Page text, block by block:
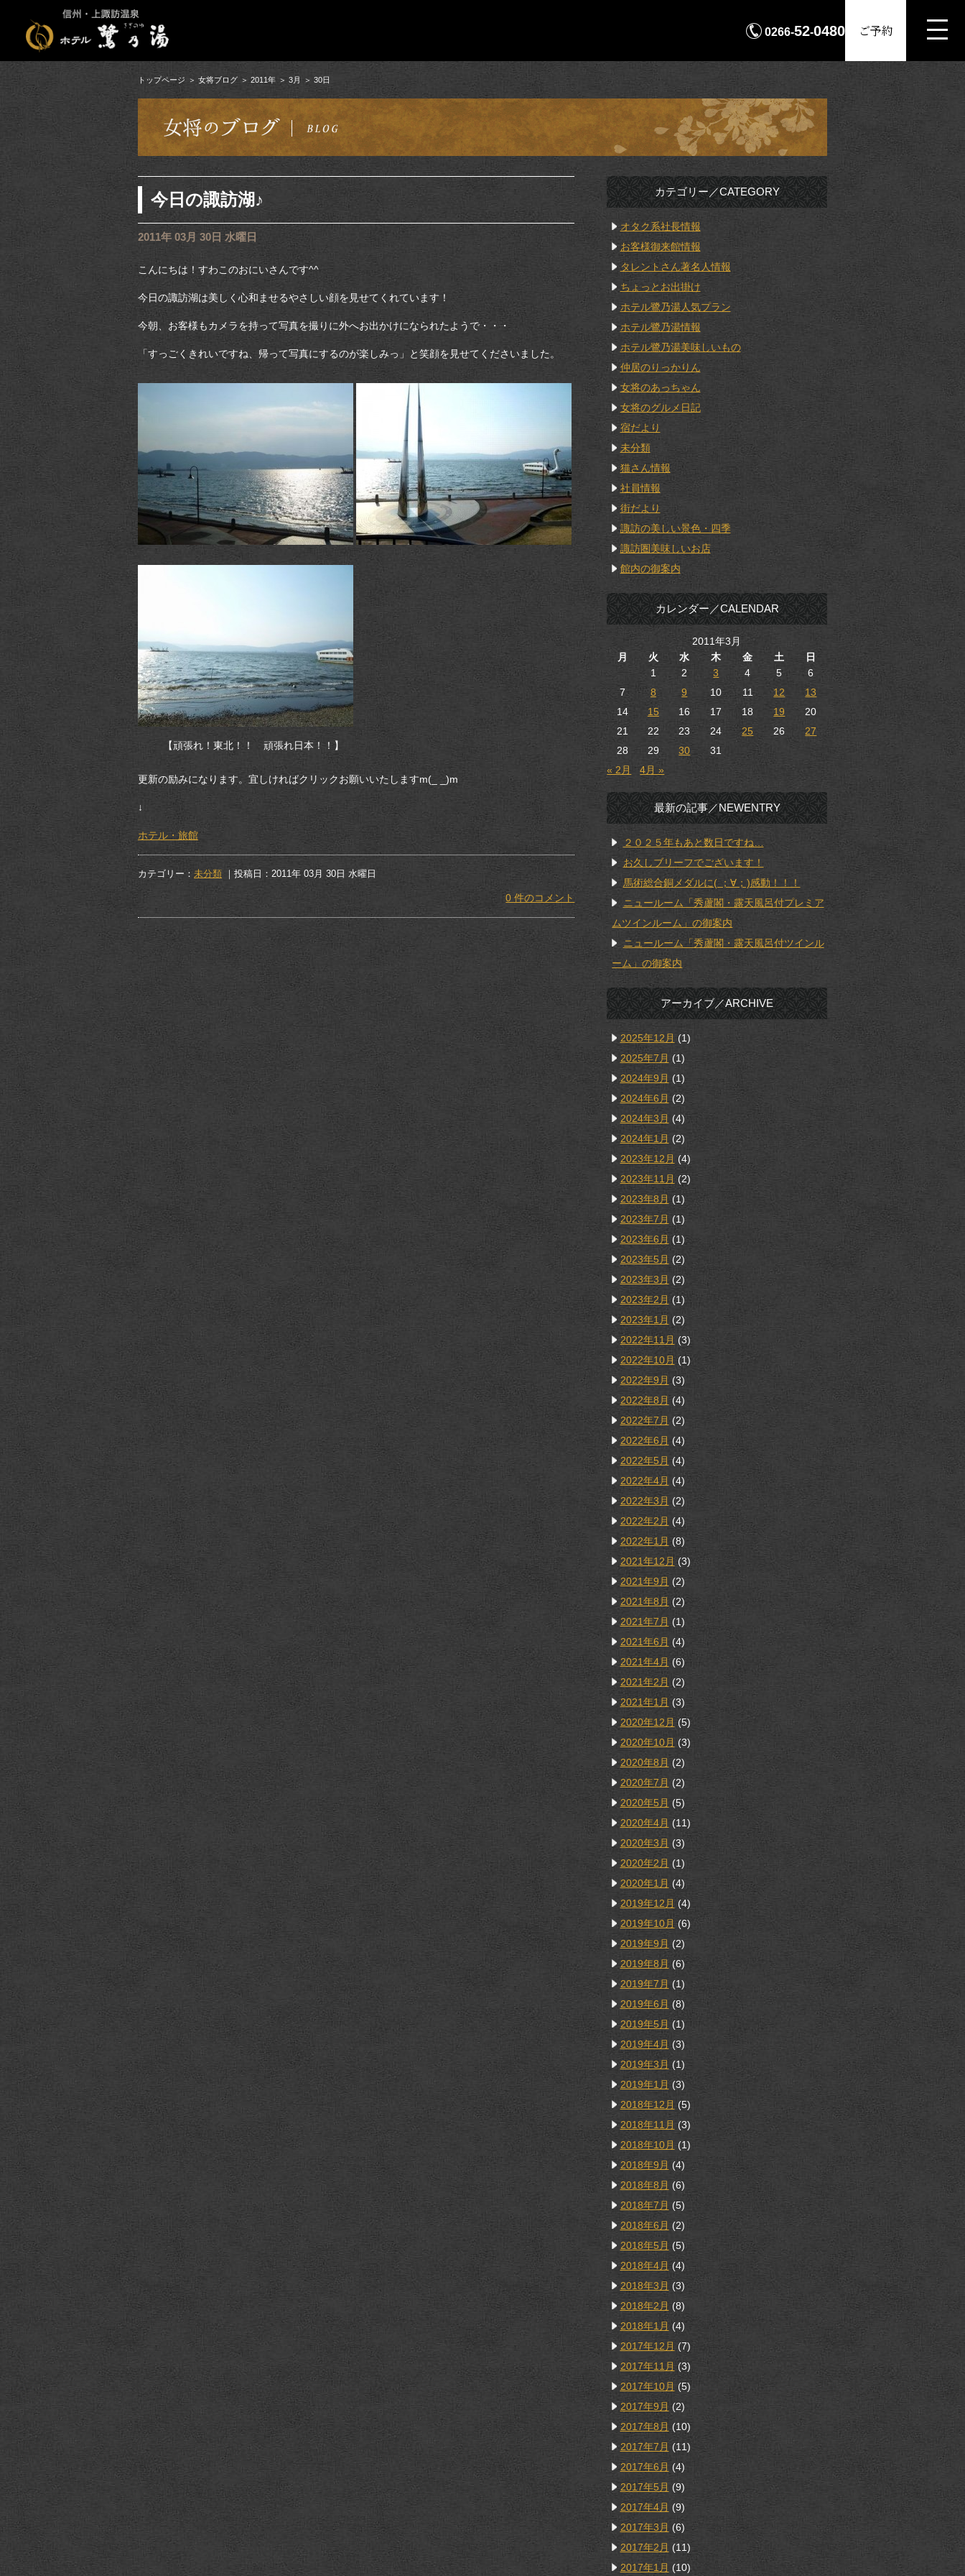
0266-52-0480 ご予約
トップページ 女将ブログ 2011年 3月 30日
今日の諏訪湖♪
2011年 03月 30日 水曜日
こんにちは！すわこのおにいさんです^^
今日の諏訪湖は美しく心和ませるやさしい顔を見せてくれています！
今朝、お客様もカメラを持って写真を撮りに外へお出かけになられたようで・・・
「すっごくきれいですね、帰って写真にするのが楽しみっ」と笑顔を見せてくださいました。
【頑張れ！東北！！ 頑張れ日本！！】
更新の励みになります。宜しければクリックお願いいたしますm(_ _)m
↓
ホテル・旅館
カテゴリー： 未分類 ｜投稿日：2011年 03月 30日 水曜日
0 件のコメント
カテゴリー／CATEGORY
オタク系社長情報
お客様御来館情報
タレントさん著名人情報
ちょっとお出掛け
ホテル鷺乃湯人気プラン
ホテル鷺乃湯情報
ホテル鷺乃湯美味しいもの
仲居のりっかりん
女将のあっちゃん
女将のグルメ日記
宿だより
未分類
猫さん情報
社員情報
街だより
諏訪の美しい景色・四季
諏訪圏美味しいお店
館内の御案内
カレンダー／CALENDAR
2011年3月
月
火 水 木 金 土
日
1
2 3 4 5
6
7
8 9 10 11 12
13
14
15 16 17 18 19
20
21
22 23 24 25 26
27
28
29 30
31
« 2月
4月 »
最新の記事／NEWENTRY
２０２５年もあと数日ですね…
お久しブリーフでございます！
馬術総合銅メダルに( ；∀；)感動！！！
ニュールーム「秀蘆閣・露天風呂付プレミア
ムツインルーム」の御案内
ニュールーム「秀蘆閣・露天風呂付ツインル
ーム」の御案内
アーカイブ／ARCHIVE
2025年12月 (1)
2025年7月 (1)
2024年9月 (1)
2024年6月 (2)
2024年3月 (4)
2024年1月 (2)
2023年12月 (4)
2023年11月 (2)
2023年8月 (1)
2023年7月 (1)
2023年6月 (1)
2023年5月 (2)
2023年3月 (2)
2023年2月 (1)
2023年1月 (2)
2022年11月 (3)
2022年10月(1)
2022年9月 (3)
2022年8月 (4)
2022年7月 (2)
2022年6月 (4)
2022年5月 (4)
2022年4月 (4)
2022年3月 (2)
2022年2月 (4)
2022年1月 (8)
2021年12月 (3)
2021年9月 (2)
2021年8月 (2)
2021年7月 (1)
2021年6月 (4)
2021年4月 (6)
2021年2月 (2)
2021年1月 (3)
2020年12月 (5)
2020年10月 (3)
2020年8月 (2)
2020年7月 (2)
2020年5月 (5)
2020年4月 (11)
2020年3月 (3)
2020年2月 (1)
2020年1月 (4)
2019年12月 (4)
2019年10月 (6)
2019年9月 (2)
2019年8月 (6)
2019年7月 (1)
2019年6月 (8)
2019年5月 (1)
2019年4月 (3)
2019年3月 (1)
2019年1月 (3)
2018年12月 (5)
2018年11月 (3)
2018年10月 (1)
2018年9月 (4)
2018年8月 (6)
2018年7月 (5)
2018年6月 (2)
2018年5月 (5)
2018年4月 (4)
2018年3月 (3)
2018年2月 (8)
2018年1月 (4)
2017年12月 (7)
2017年11月 (3)
2017年10月 (5)
2017年9月 (2)
2017年8月 (10)
2017年7月 (11)
2017年6月 (4)
2017年5月 (9)
2017年4月 (9)
2017年3月 (6)
2017年2月 (11)
2017年1月 (10)